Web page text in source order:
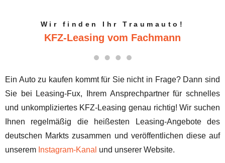
Wir finden Ihr Traumauto!
KFZ-Leasing vom Fachmann
Ein Auto zu kaufen kommt für Sie nicht in Frage? Dann sind
Sie bei Leasing-Fux, Ihrem Ansprechpartner für schnelles
und unkompliziertes KFZ-Leasing genau richtig! Wir suchen
Ihnen regelmäßig die heißesten Leasing-Angebote des
deutschen Markts zusammen und veröffentlichen diese auf
unserem Instagram-Kanal und unserer Website.